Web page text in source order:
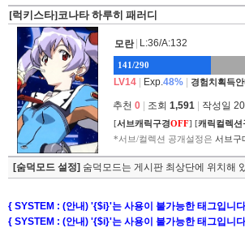
[럭키스타]코나타 하루히 패러디
모란 L:36/A:132
141/290
LV14 Exp.48% 경험치획득
추천 0 조회 1,591 작성일
[서브캐릭구경OFF] [캐릭컬렉션
*서브/컬렉션 공개설정은 서브구
[숨덕모드 설정] 숨덕모드는 게시판 최상단에 위치해
{ SYSTEM : (안내) '{$i}'는 사용이 불가능한 태그입니
{ SYSTEM : (안내) '{$i}'는 사용이 불가능한 태그입니